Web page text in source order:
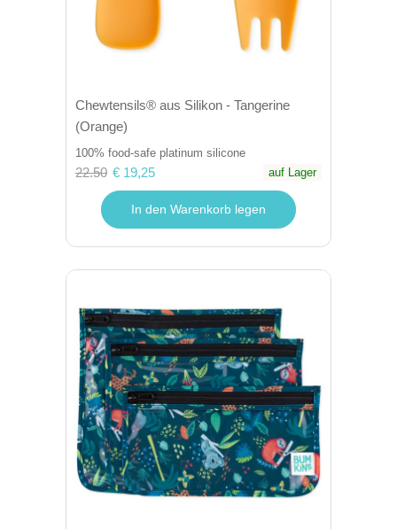
Chewtensils® aus Silikon - Tangerine
(Orange)
100% food-safe platinum silicone
22.50 € 19,25 auf Lager
In den Warenkorb legen